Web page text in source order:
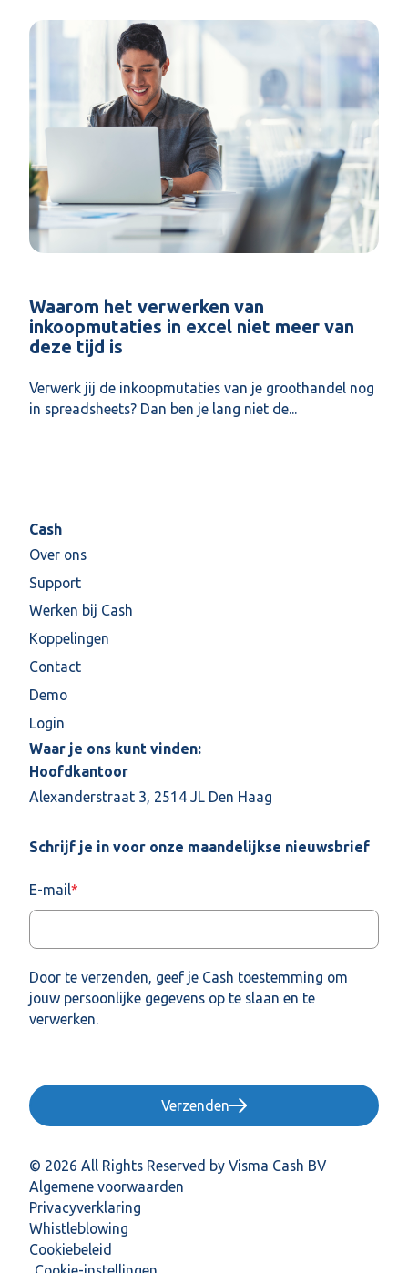
Waarom het verwerken van
inkoopmutaties in excel niet meer van
deze tijd is
Verwerk jij de inkoopmutaties van je groothandel nog
in spreadsheets? Dan ben je lang niet de...
Schrijf je in voor onze maandelijkse nieuwsbrief
E-mail*
Door te verzenden, geef je Cash toestemming om
jouw persoonlijke gegevens op te slaan en te
verwerken.
Verzenden
Cash
Over ons
Support
Werken bij Cash
Koppelingen
Contact
Demo
Login
Waar je ons kunt vinden:
Hoofdkantoor
Alexanderstraat 3, 2514 JL Den Haag
© 2026 All Rights Reserved by Visma Cash BV
Algemene voorwaarden
Privacyverklaring
Whistleblowing
Cookiebeleid